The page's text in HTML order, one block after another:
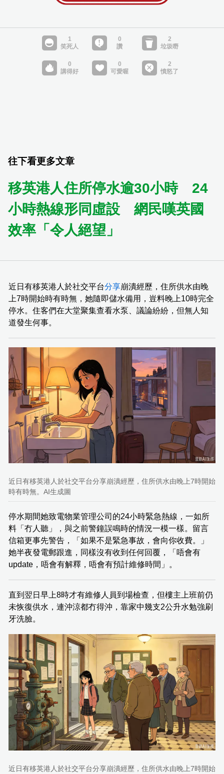
往下看更多文章
移英港人住所停水逾30小時 24
小時熱線形同虛設 網民嘆英國
效率「令人絕望」
近日有移英港人於社交平台分享崩潰經歷，住所供水由晚
上7時開始時有時無，她隨即儲水備用，豈料晚上10時完全
停水。住客們在大堂聚集查看水泵、議論紛紛，但無人知
道發生何事。
近日有移英港人於社交平台分享崩潰經歷，住所供水由晚上7時開始
時有時無。AI生成圖
停水期間她致電物業管理公司的24小時緊急熱線，一如所
料「冇人聽」，與之前警鐘誤鳴時的情況一模一樣。留言
信箱更事先警告，「如果不是緊急事故，會向你收費。」
她半夜發電郵跟進，同樣沒有收到任何回覆，「唔會有
update，唔會有解釋，唔會有預計維修時間」。
直到翌日早上8時才有維修人員到場檢查，但樓主上班前仍
未恢復供水，連沖涼都冇得沖，靠家中幾支2公升水勉強刷
牙洗臉。
近日有移英港人於社交平台分享崩潰經歷，住所供水由晚上7時開始